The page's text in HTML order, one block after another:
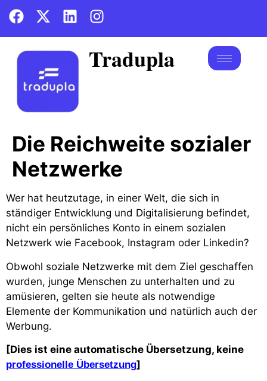
Tradupla
Die Reichweite sozialer
Netzwerke
Wer hat heutzutage, in einer Welt, die sich in
ständiger Entwicklung und Digitalisierung befindet,
nicht ein persönliches Konto in einem sozialen
Netzwerk wie Facebook, Instagram oder Linkedin?
Obwohl soziale Netzwerke mit dem Ziel geschaffen
wurden, junge Menschen zu unterhalten und zu
amüsieren, gelten sie heute als notwendige
Elemente der Kommunikation und natürlich auch der
Werbung.
[Dies ist eine automatische Übersetzung, keine
professionelle Übersetzung]